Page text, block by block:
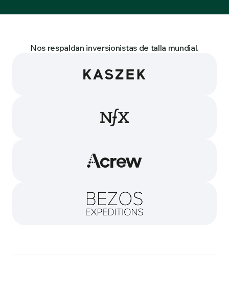
Nos respaldan inversionistas de talla mundial.